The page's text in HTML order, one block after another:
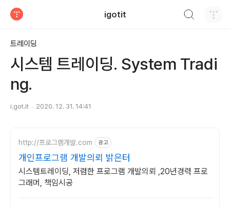
igotit
트레이딩
시스템 트레이딩. System Tradi
ng.
i.got.it 2020. 12. 31. 14:41
http://프로그램개발.com 광고
개인프로그램 개발의뢰 밝은터
시스템트레이딩, 저렴한 프로그램 개발의뢰 ,20년경력 프로
그래머, 책임시공